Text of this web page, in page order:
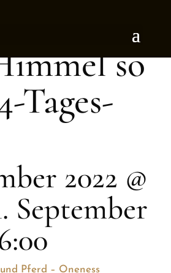
so
Tages-
2022 @
September
Pferd – Oneness